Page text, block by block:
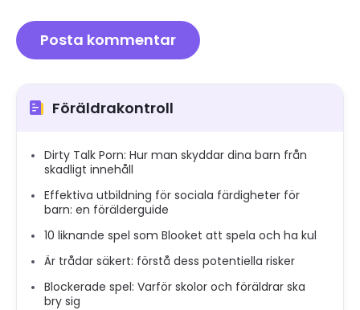
Föräldrakontroll
Dirty Talk Porn: Hur man skyddar dina barn från
skadligt innehåll
Effektiva utbildning för sociala färdigheter för
barn: en förälderguide
10 liknande spel som Blooket att spela och ha kul
Är trådar säkert: förstå dess potentiella risker
Blockerade spel: Varför skolor och föräldrar ska
bry sig